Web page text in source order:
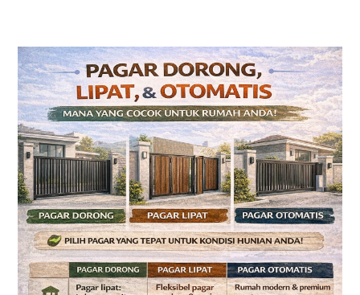
Pagar
Dorong,
Pagar
Lipat,
dan
Pagar
Otomatis:
Mana
yang
Cocok
untuk
Rumah
Anda?